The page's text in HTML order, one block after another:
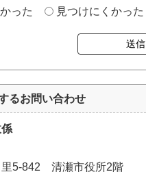
った
見つけにくかった
送信
るお問い合わせ
里5-842 清瀬市役所2階